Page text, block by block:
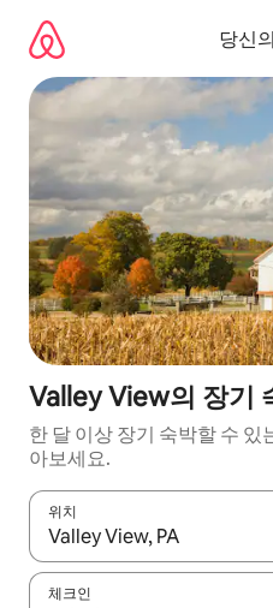
당신
Valley View의 장기
한 달 이상 장기 숙박할 수
아보세요.
위치
결과가 나오면 위·아래 화살
체크인